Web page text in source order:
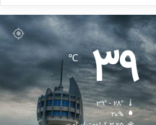
39
℃
39º - 28º
20%